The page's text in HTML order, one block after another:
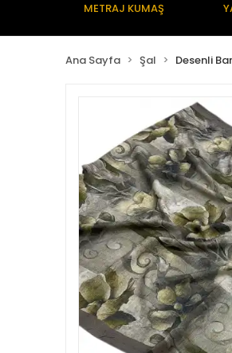
METRAJ KUMAŞ
Ana Sayfa Şal Desenli